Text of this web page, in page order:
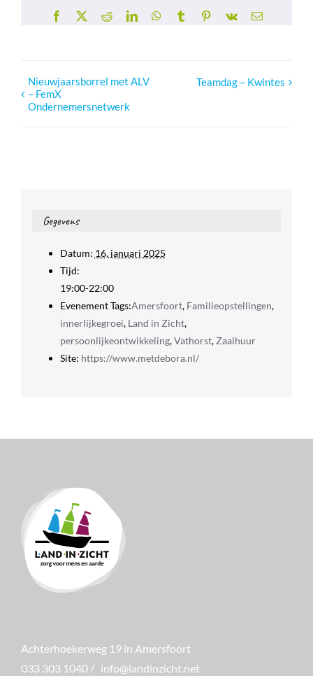
Facebook
X RedditLinkedInWhatsApp
TumblrPinterest
Vk
E-
Nieuwjaarsborrel met ALV
– FemX
Ondernemersnetwerk
Teamdag – Kwintes
Gegevens
Datum: 16, januari 2025
Tijd:
19:00-22:00
Evenement Tags:Amersfoort, Familieopstellingen,
innerlijkegroei, Land in Zicht,
persoonlijkeontwikkeling,Vathorst, Zaalhuur
Site: https://www.metdebora.nl/
Achterhoekerweg 19 in Amersfoort
033 303 1040 / info@landinzicht.net